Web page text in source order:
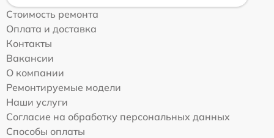
Стоимость ремонта
Оплата и доставка
Контакты
Вакансии
О компании
Ремонтируемые модели
Наши услуги
Согласие на обработку персональных данных
Способы оплаты